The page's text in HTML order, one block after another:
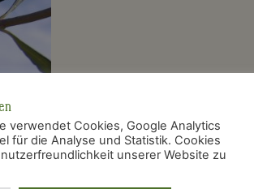
verwendet Cookies, Google Analytics
für die Analyse und Statistik. Cookies
unserer Website zu